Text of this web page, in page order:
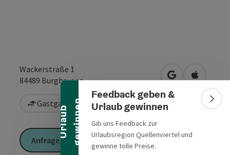
U
r
l
a
u
b
g
e
w
i
n
n
e n
Banner einklappen
Feedback geben &
Urlaub gewinnen
Gib uns Feedback zur
Urlaubsregion Quellenviertel und
gewinne tolle Preise.
Wackerstraße 1
84489 Burghausen in Googlein Apple
Gastgarten / Terrasse
Anfrage senden